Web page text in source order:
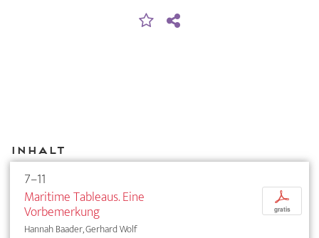
Inhalt
7–11
Maritime Tableaus. Eine
Vorbemerkung
Hannah Baader, Gerhard Wolf
p
gratis